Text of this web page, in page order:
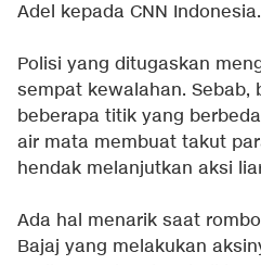
Adel kepada CNN Indonesia.
Polisi yang ditugaskan
sempat kewalahan. Sebab,
beberapa titik yang
air mata membuat takut
hendak melanjutkan aksi
Ada hal menarik saat
Bajaj yang melakukan